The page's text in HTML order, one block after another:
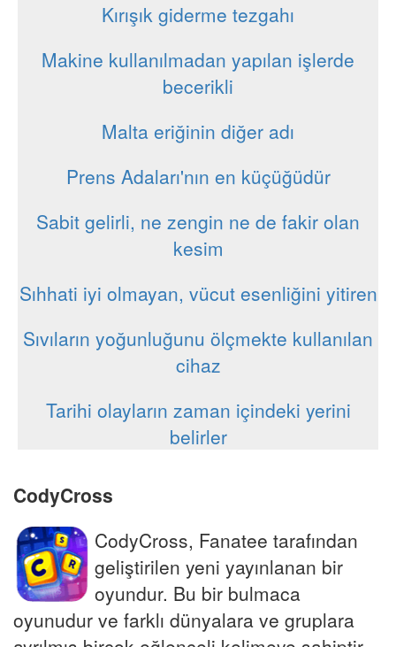
Kırışık giderme tezgahı
Makine kullanılmadan yapılan işlerde
becerikli
Malta eriğinin diğer adı
Prens Adaları'nın en küçüğüdür
Sabit gelirli, ne zengin ne de fakir olan
kesim
Sıhhati iyi olmayan, vücut esenliğini yitiren
Sıvıların yoğunluğunu ölçmekte kullanılan
cihaz
Tarihi olayların zaman içindeki yerini
belirler
CodyCross
CodyCross, Fanatee tarafından
geliştirilen yeni yayınlanan bir
oyundur. Bu bir bulmaca
oyunudur ve farklı dünyalara ve gruplara